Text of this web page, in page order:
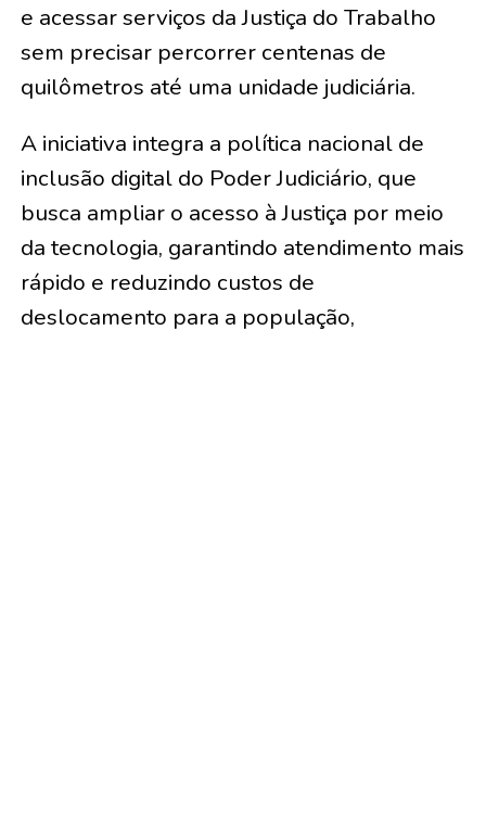
e acessar serviços da Justiça do Trabalho
sem precisar percorrer centenas de
quilômetros até uma unidade judiciária.
A iniciativa integra a política nacional de
inclusão digital do Poder Judiciário, que
busca ampliar o acesso à Justiça por meio
da tecnologia, garantindo atendimento mais
rápido e reduzindo custos de
deslocamento para a população,